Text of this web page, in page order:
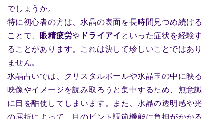
でしょうか。
特に初心者の方は、水晶の表面を長時間見つめ続ける
ことで、
眼精疲労や ドライアイ といった症状を経験す
ることがあります。これは決して珍しいことではあり
ません。
水晶占いでは、クリスタルボールや水晶玉の中に映る
映像やイメージを読み取ろうと集中するため、無意識
に目を酷使してしまいます。また、水晶の透明感や光
の屈折によって、目のピント調節機能に負担がかかる